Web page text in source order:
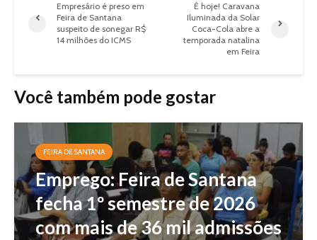
Empresário é preso em
Feira de Santana
suspeito de sonegar R$
14 milhões do ICMS
É hoje! Caravana
Iluminada da Solar
Coca-Cola abre a
temporada natalina
em Feira
Você também pode gostar
FEIRA DE SANTANA
Emprego: Feira de Santana
fecha 1º semestre de 2026
com mais de 36 mil admissões